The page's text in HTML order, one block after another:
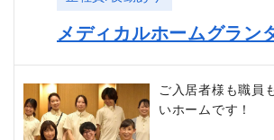
メディカルホームグラン
ご入居者様も職員
いホームです！